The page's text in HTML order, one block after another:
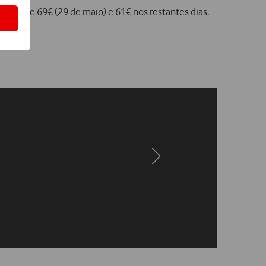
é de 69€ (29 de maio) e 61€ nos restantes dias.
Next
page
Next
page